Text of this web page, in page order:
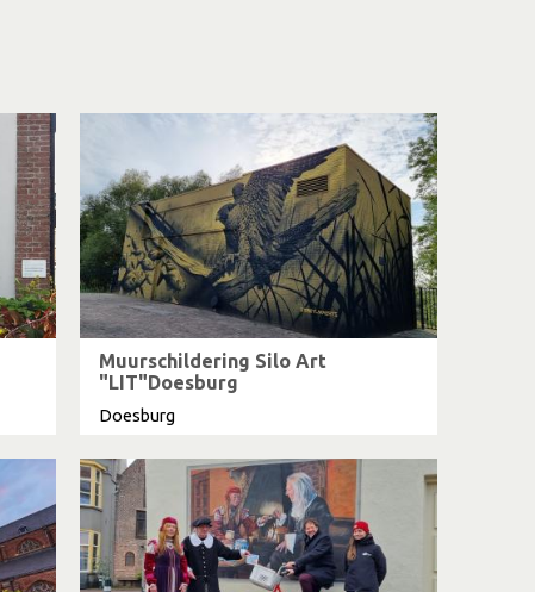
Muurschildering Silo Art
"LIT"Doesburg
Doesburg